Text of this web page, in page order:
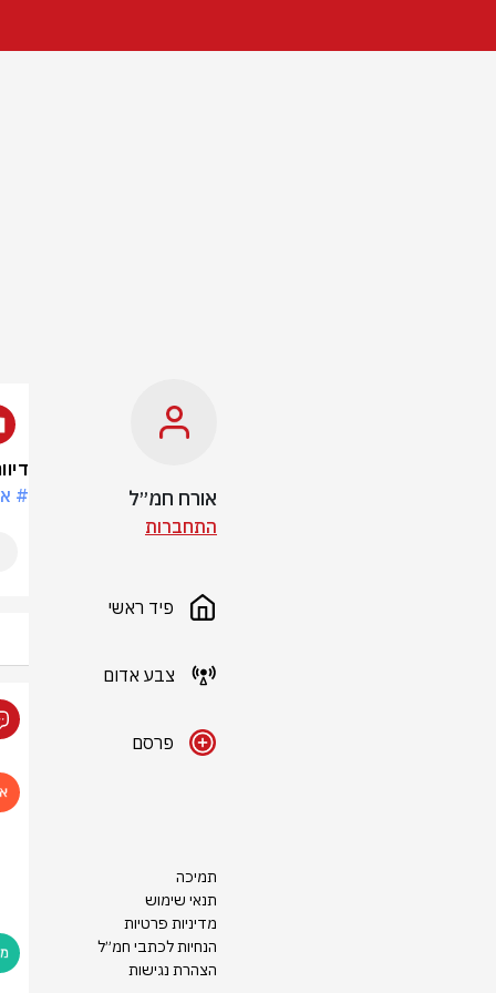
אורח חמ״ל
התחברות
פיד ראשי
צבע אדום
פרסם
תמיכה
תנאי שימוש
מדיניות פרטיות
הנחיות לכתבי חמ״ל
הצהרת נגישות
דיווח: 3 פצועים מהירי
#